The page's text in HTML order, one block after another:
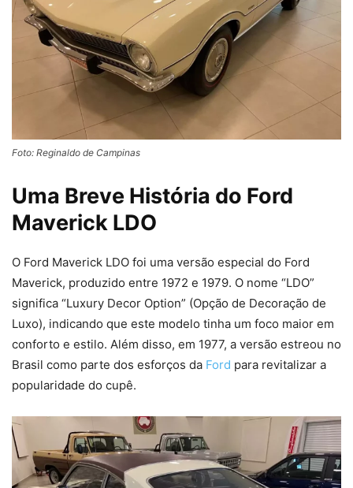
Foto: Reginaldo de Campinas
Uma Breve História do Ford
Maverick LDO
O Ford Maverick LDO foi uma versão especial do Ford
Maverick, produzido entre 1972 e 1979. O nome “LDO”
significa “Luxury Decor Option” (Opção de Decoração de
Luxo), indicando que este modelo tinha um foco maior em
conforto e estilo. Além disso, em 1977, a versão estreou no
Brasil como parte dos esforços da Ford para revitalizar a
popularidade do cupê.